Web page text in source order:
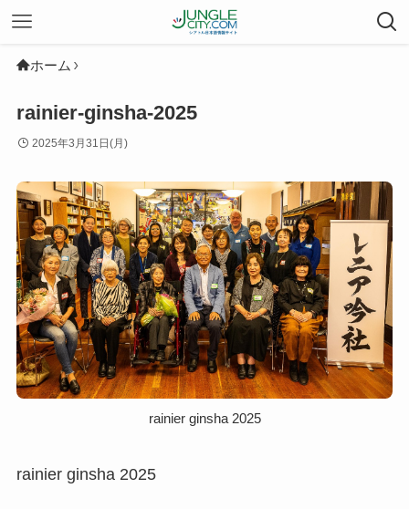
ホーム
rainier-ginsha-2025
2025年3月31日(月)
rainier ginsha 2025
rainier ginsha 2025